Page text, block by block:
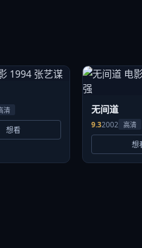
清
想看
无间道
9.32002 高清
想